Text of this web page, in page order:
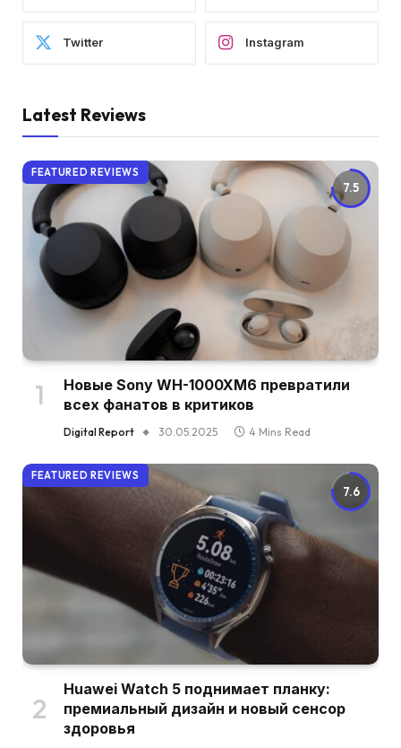
Twitter Instagram
Latest Reviews
7.5
FEATURED REVIEWS
Новые Sony WH-1000XM6 превратили
всех фанатов в критиков
Digital Report 30.05.2025 4 Mins Read
7.6
FEATURED REVIEWS
Huawei Watch 5 поднимает планку:
премиальный дизайн и новый сенсор
здоровья